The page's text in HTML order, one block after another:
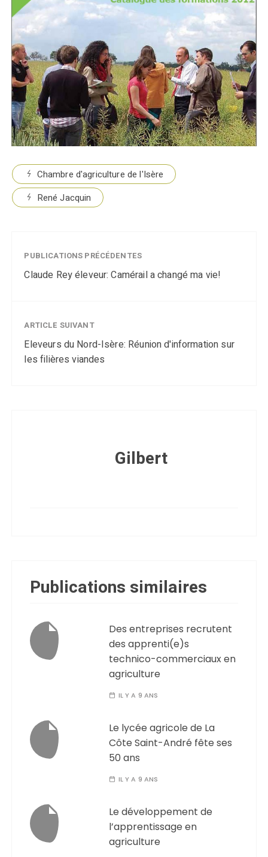
Chambre d'agriculture de l'Isère
René Jacquin
PUBLICATIONS PRÉCÉDENTES
Claude Rey éleveur: Camérail a changé ma vie!
ARTICLE SUIVANT
Eleveurs du Nord-Isère: Réunion d'information sur
les filières viandes
Gilbert
Publications similaires
Des entreprises recrutent
des apprenti(e)s
technico-commerciaux en
agriculture
IL Y A 9 ANS
Le lycée agricole de La
Côte Saint-André fête ses
50 ans
IL Y A 9 ANS
Le développement de
l’apprentissage en
agriculture